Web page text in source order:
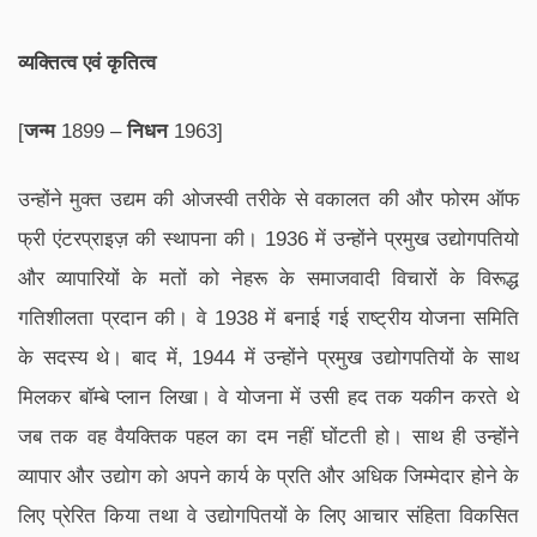
व्यक्तित्व एवं कृतित्व
[जन्म1899 –निधन1963]
उन्होंने मुक्त उद्यम की ओजस्वी तरीके से वकालत की और फोरम ऑफ
फ्री एंटरप्राइज़ की स्थापना की। 1936 में उन्होंने प्रमुख उद्योगपतियो
और व्यापारियों के मतों को नेहरू के समाजवादी विचारों के विरूद्ध
गतिशीलता प्रदान की। वे 1938 में बनाई गई राष्ट्रीय योजना समिति
के सदस्य थे। बाद में, 1944 में उन्होंने प्रमुख उद्योगपतियों के साथ
मिलकर बॉम्बे प्लान लिखा। वे योजना में उसी हद तक यकीन करते थे
जब तक वह वैयक्तिक पहल का दम नहीं घोंटती हो। साथ ही उन्होंने
व्यापार और उद्योग को अपने कार्य के प्रति और अधिक जिम्मेदार होने के
लिए प्रेरित किया तथा वे उद्योगपितयों के लिए आचार संहिता विकसित